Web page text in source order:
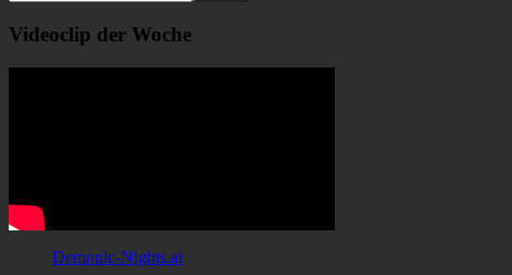
Videoclip der Woche
Demonic-Nights.at